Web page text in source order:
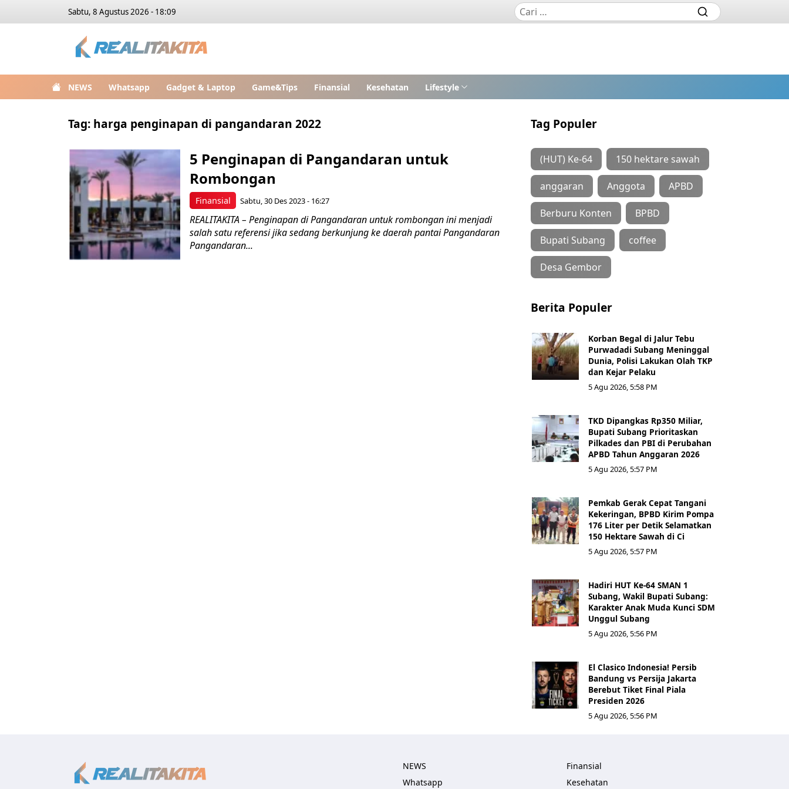
Sabtu, 8 Agustus 2026 - 18:09
NEWS Whatsapp Gadget & Laptop Game&Tips Finansial Kesehatan Lifestyle
Tag: harga penginapan di pangandaran 2022
Finansial
5 Penginapan di Pangandaran untuk
Rombongan
Sabtu, 30 Des 2023 - 16:27
REALITAKITA – Penginapan di Pangandaran untuk rombongan ini menjadi
salah satu referensi jika sedang berkunjung ke daerah pantai Pangandaran
Pangandaran...
Tag Populer
(HUT) Ke-64 150 hektare sawah
anggaran Anggota APBD
Berburu Konten BPBD
Bupati Subang coffee
Desa Gembor
Berita Populer
Korban Begal di Jalur Tebu
Purwadadi Subang Meninggal
Dunia, Polisi Lakukan Olah TKP
dan Kejar Pelaku
5 Agu 2026, 5:58 PM
TKD Dipangkas Rp350 Miliar,
Bupati Subang Prioritaskan
Pilkades dan PBI di Perubahan
APBD Tahun Anggaran 2026
5 Agu 2026, 5:57 PM
Pemkab Gerak Cepat Tangani
Kekeringan, BPBD Kirim Pompa
176 Liter per Detik Selamatkan
150 Hektare Sawah di Ci
5 Agu 2026, 5:57 PM
Hadiri HUT Ke-64 SMAN 1
Subang, Wakil Bupati Subang:
Karakter Anak Muda Kunci SDM
Unggul Subang
5 Agu 2026, 5:56 PM
El Clasico Indonesia! Persib
Bandung vs Persija Jakarta
Berebut Tiket Final Piala
Presiden 2026
5 Agu 2026, 5:56 PM
NEWS
Whatsapp
Finansial
Kesehatan